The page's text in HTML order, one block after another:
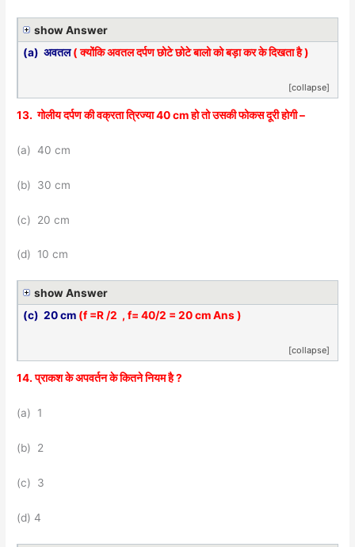
show Answer
(a) अवतल( क्योंकि अवतल दर्पण छोटे छोटे बालो को बड़ा कर के दिखता है )
[collapse]
13. गोलीय दर्पण की वक्रता त्रिज्या 40 cm हो तो उसकी फोकस दूरी होगी –
(a) 40 cm
(b) 30 cm
(c) 20 cm
(d) 10 cm
show Answer
(c) 20 cm (f =R /2 , f= 40/2 = 20 cm Ans )
[collapse]
14. प्राकश के अपवर्तन के कितने नियम है ?
(a) 1
(b) 2
(c) 3
(d) 4